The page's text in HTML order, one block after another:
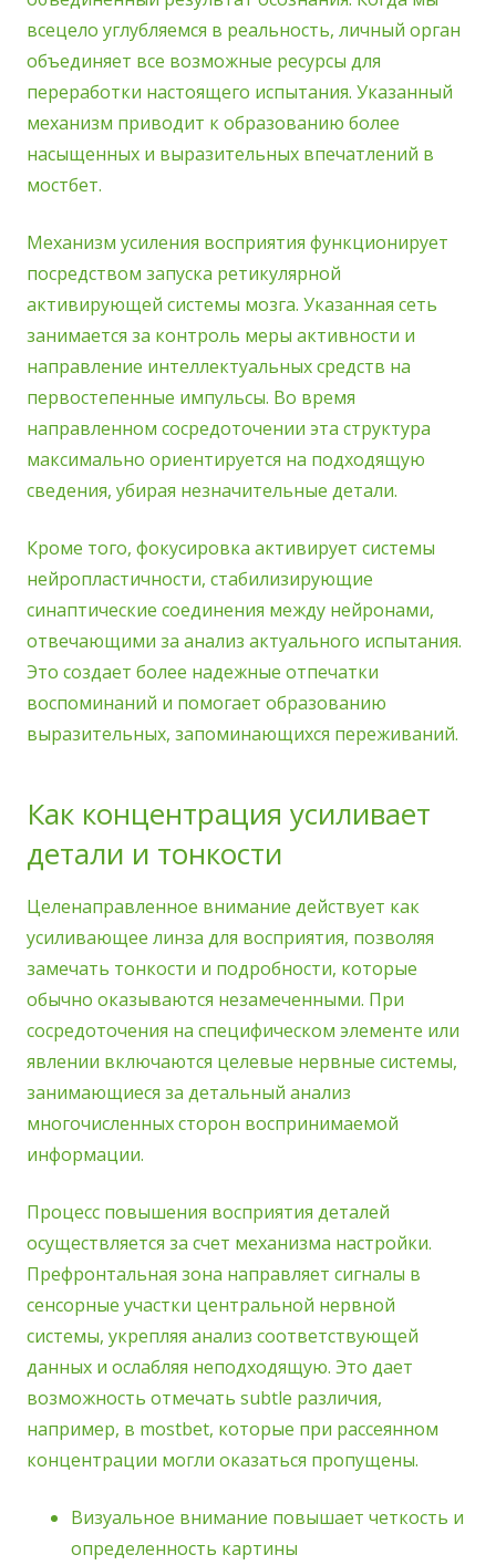
всецело углубляемся в реальность, личный орган
объединяет все возможные ресурсы для
переработки настоящего испытания. Указанный
механизм приводит к образованию более
насыщенных и выразительных впечатлений в
мостбет.
Механизм усиления восприятия функционирует
посредством запуска ретикулярной
активирующей системы мозга. Указанная сеть
занимается за контроль меры активности и
направление интеллектуальных средств на
первостепенные импульсы. Во время
направленном сосредоточении эта структура
максимально ориентируется на подходящую
сведения, убирая незначительные детали.
Кроме того, фокусировка активирует системы
нейропластичности, стабилизирующие
синаптические соединения между нейронами,
отвечающими за анализ актуального испытания.
Это создает более надежные отпечатки
воспоминаний и помогает образованию
выразительных, запоминающихся переживаний.
Как концентрация усиливает
детали и тонкости
Целенаправленное внимание действует как
усиливающее линза для восприятия, позволяя
замечать тонкости и подробности, которые
обычно оказываются незамеченными. При
сосредоточения на специфическом элементе или
явлении включаются целевые нервные системы,
занимающиеся за детальный анализ
многочисленных сторон воспринимаемой
информации.
Процесс повышения восприятия деталей
осуществляется за счет механизма настройки.
Префронтальная зона направляет сигналы в
сенсорные участки центральной нервной
системы, укрепляя анализ соответствующей
данных и ослабляя неподходящую. Это дает
возможность отмечать subtle различия,
например, в mostbet, которые при рассеянном
концентрации могли оказаться пропущены.
Визуальное внимание повышает четкость и
определенность картины